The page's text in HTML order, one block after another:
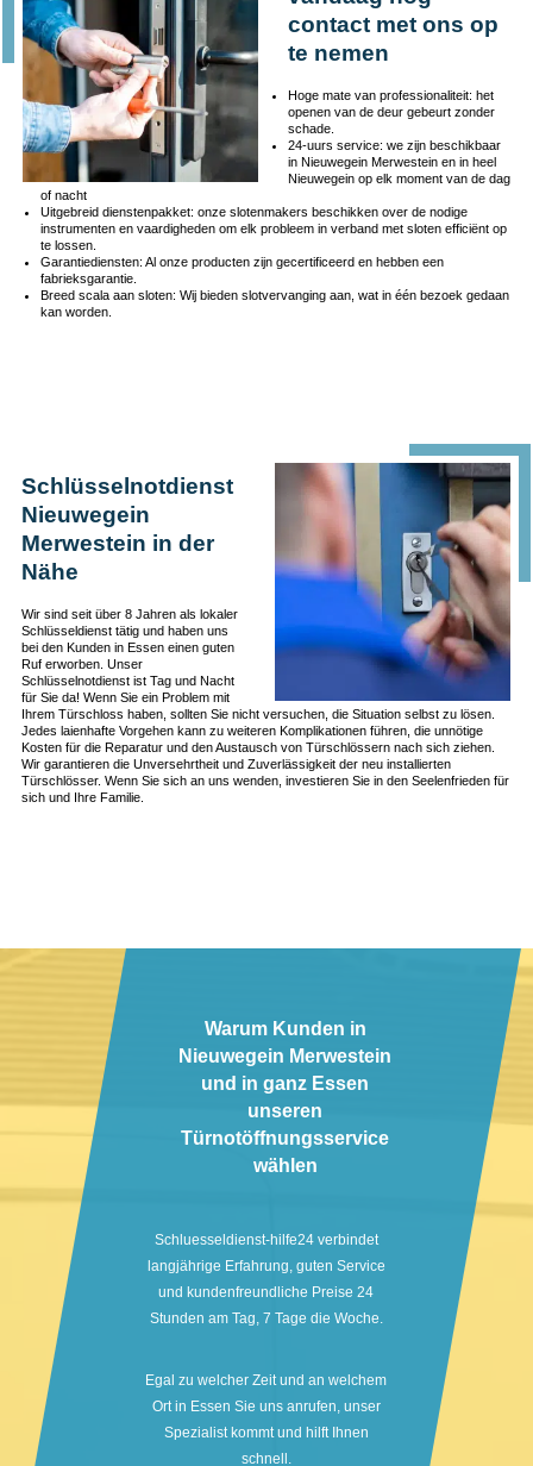
contact met ons op
te nemen
Hoge mate van professionaliteit: het
openen van de deur gebeurt zonder
schade.
24-uurs service: we zijn beschikbaar
in Nieuwegein Merwestein en in heel
Nieuwegein op elk moment van de dag
of nacht
Uitgebreid dienstenpakket: onze slotenmakers beschikken over de nodige
instrumenten en vaardigheden om elk probleem in verband met sloten efficiënt op
te lossen.
Garantiediensten: Al onze producten zijn gecertificeerd en hebben een
fabrieksgarantie.
Breed scala aan sloten: Wij bieden slotvervanging aan, wat in één bezoek gedaan
kan worden.
Schlüsselnotdienst
Nieuwegein
Merwestein in der
Nähe
Wir sind seit über 8 Jahren als lokaler
Schlüsseldienst tätig und haben uns
bei den Kunden in Essen einen guten
Ruf erworben. Unser
Schlüsselnotdienst ist Tag und Nacht
für Sie da! Wenn Sie ein Problem mit
Ihrem Türschloss haben, sollten Sie nicht versuchen, die Situation selbst zu lösen.
Jedes laienhafte Vorgehen kann zu weiteren Komplikationen führen, die unnötige
Kosten für die Reparatur und den Austausch von Türschlössern nach sich ziehen.
Wir garantieren die Unversehrtheit und Zuverlässigkeit der neu installierten
Türschlösser. Wenn Sie sich an uns wenden, investieren Sie in den Seelenfrieden für
sich und Ihre Familie.
Warum Kunden in
Nieuwegein Merwestein
und in ganz Essen
unseren
Türnotöffnungsservice
wählen
Schluesseldienst-hilfe24 verbindet
langjährige Erfahrung, guten Service
und kundenfreundliche Preise 24
Stunden am Tag, 7 Tage die Woche.
Egal zu welcher Zeit und an welchem
Ort in Essen Sie uns anrufen, unser
Spezialist kommt und hilft Ihnen
schnell.